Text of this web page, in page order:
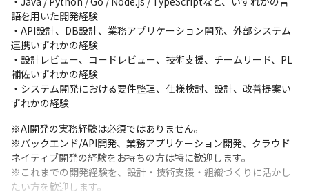
・若手メンバーへの技術支援、コードレビュー、設計レビュー
・希望や適性に応じた、生成AI、RAG、AI Agent、業務自動化開
発
技術を深く追求したい方には、バックエンド設計、API設計、DB
設計、クラウドネイティブ開発、アーキテクチャ設計、AI/RAG連
携など、専門性を高める役割を担っていただくことが可能です。
関わりたい方には、要件整理、仕様調整、進行管理、提案支援、
PL補佐、技術メンター、社内カリキュラム整備などの役割を広げ
ていくことも可能です。
スペシャリスト志向、テックリード志向、技術メンター志向、プ
語を用いた開発経験
・API設計、DB設計、業務アプリケーション開発、外部システム
連携いずれかの経験
・設計レビュー、コードレビュー、技術支援、チームリード、PL
補佐いずれかの経験
・システム開発における要件整理、仕様検討、設計、改善提案い
ずれかの経験
※AI開発の実務経験は必須ではありません。
※バックエンド/API開発、業務アプリケーション開発、クラウド
ネイティブ開発の経験をお持ちの方は特に歓迎します。
※これまでの開発経験を、設計・技術支援・組織づくりに活かし
たい方を歓迎します。